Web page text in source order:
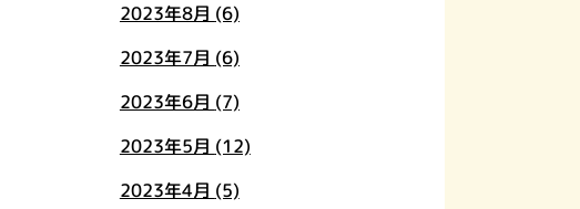
2023年8月 (6)
2023年7月 (6)
2023年6月 (7)
2023年5月 (12)
2023年4月 (5)